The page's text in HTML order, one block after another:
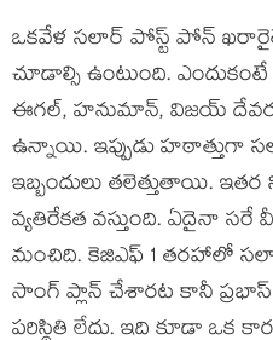
ఒకవేళ సలార్ పోస్ట్ పోన్
చూడాల్సి ఉంటుంది.
ఈగల్, హనుమాన్, విజయ్
ఉన్నాయి. ఇప్పుడు హఠాత్తుగా
ఇబ్బందులు తలెత్తుతాయి.
వ్యతిరేకత వస్తుంది. ఏదైనా
మంచిది. కెజిఎఫ్ 1 తరహాలో
సాంగ్ ప్లాన్ చేశారట కానీ ప్రభాస్
పరిస్థితి లేదు. ఇది కూడా ఒక